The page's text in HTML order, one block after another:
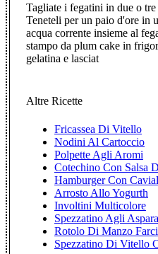
Tagliate i fegatini in due o
Teneteli per un paio d'ore in
acqua corrente insieme al
stampo da plum cake in
gelatina e lasciat
Altre Ricette
Fricassea Di Vitello
Nodini Al Cartoccio
Polpette Agli Aromi
Cotechino Con Salsa
Hamburger Con
Arrosto Allo Yogurth
Involtini Multicolore
Spezzatino Agli
Rotolo Di Manzo
Spezzatino Di Vitello